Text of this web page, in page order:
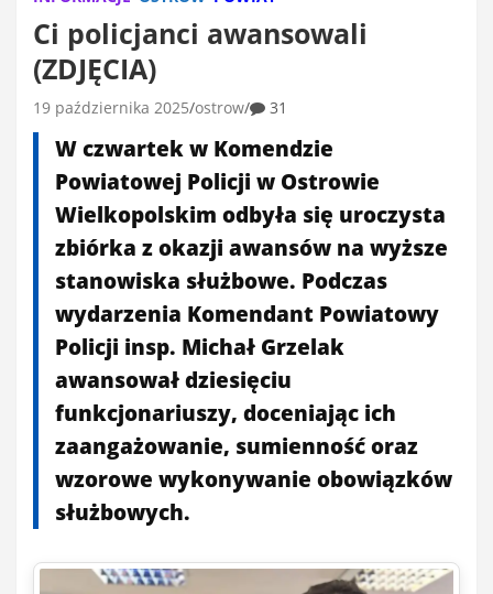
Ci policjanci awansowali
(ZDJĘCIA)
19 października 2025 ostrow 31
W czwartek w Komendzie
Powiatowej Policji w Ostrowie
Wielkopolskim odbyła się uroczysta
zbiórka z okazji awansów na wyższe
stanowiska służbowe. Podczas
wydarzenia Komendant Powiatowy
Policji insp. Michał Grzelak
awansował dziesięciu
funkcjonariuszy, doceniając ich
zaangażowanie, sumienność oraz
wzorowe wykonywanie obowiązków
służbowych.